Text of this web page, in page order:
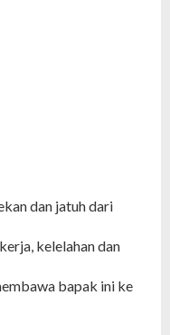
dan jatuh dari
kelelahan dan
bapak ini ke